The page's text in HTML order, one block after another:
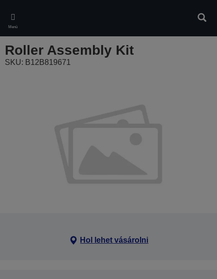
main
content
Menü
Roller Assembly Kit
SKU: B12B819671
Hol lehet vásárolni